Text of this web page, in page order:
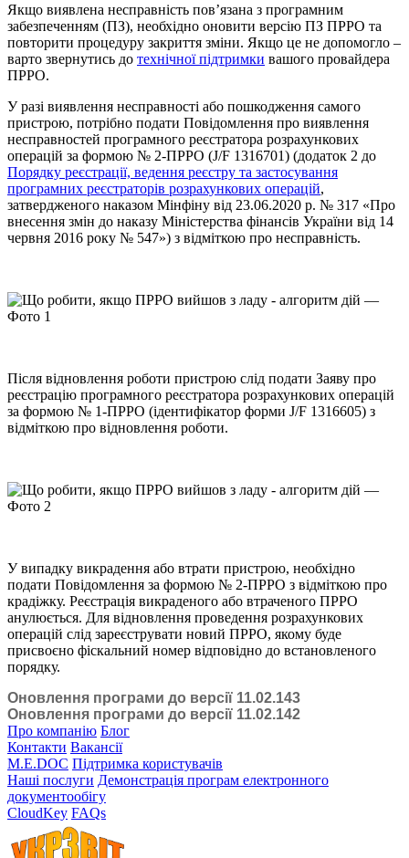
Якщо виявлена несправність пов’язана з програмним
забезпеченням (ПЗ), необхідно оновити версію ПЗ ПРРО та
повторити процедуру закриття зміни. Якщо це не допомогло –
варто звернутись до технічної підтримки вашого провайдера
ПРРО.
У разі виявлення несправності або пошкодження самого
пристрою, потрібно подати Повідомлення про виявлення
несправностей програмного реєстратора розрахункових
операцій за формою № 2-ПРРО (J/F 1316701) (додаток 2 до
Порядку реєстрації, ведення реєстру та застосування
програмних реєстраторів розрахункових операцій,
затвердженого наказом Мінфіну від 23.06.2020 р. № 317 «Про
внесення змін до наказу Міністерства фінансів України від 14
червня 2016 року № 547») з відміткою про несправність.
Після відновлення роботи пристрою слід подати Заяву про
реєстрацію програмного реєстратора розрахункових операцій
за формою № 1-ПРРО (ідентифікатор форми J/F 1316605) з
відміткою про відновлення роботи.
У випадку викрадення або втрати пристрою, необхідно
подати Повідомлення за формою № 2-ПРРО з відміткою про
крадіжку. Реєстрація викраденого або втраченого ПРРО
анулюється. Для відновлення проведення розрахункових
операцій слід зареєструвати новий ПРРО, якому буде
присвоєно фіскальний номер відповідно до встановленого
порядку.
Оновлення програми до версії 11.02.143
Оновлення програми до версії 11.02.142
Про компанію Блог
Контакти Вакансії
M.E.DOC Підтримка користувачів
Наші послуги Демонстрація програм електронного
документообігу
CloudKey FAQs